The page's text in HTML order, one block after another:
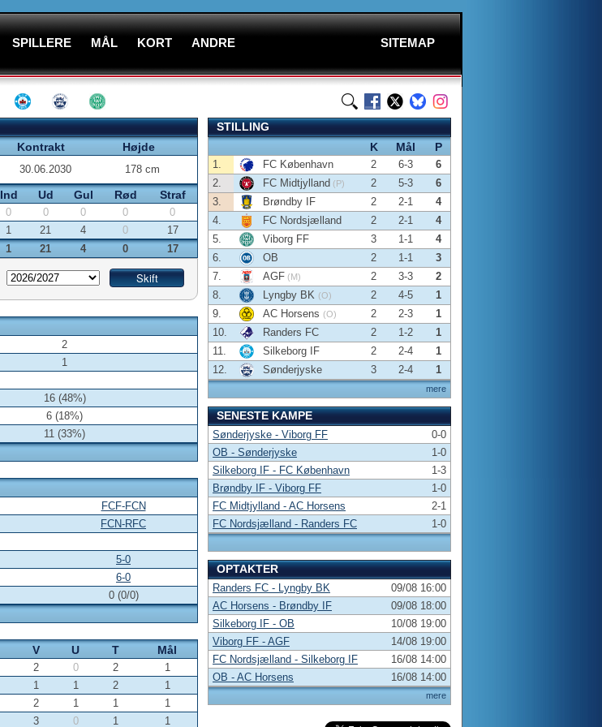
SPILLERE MÅL KORT ANDRE SITEMAP
Kontrakt Højde
30.06.2030 178 cm
Ind Ud Gul Rød Straf
0 0 0 0
0
1 21 4 0
17
1 21 4 0 17
2
1
16 (48%)
6 (18%)
11 (33%)
FCF-FCN
FCN-RFC
5-0
6-0
0 (0/0)
V U T Mål
2 0 2
1
1 1 2
1
2 1 1
1
3 0 1 1
STILLING
K
Mål P
mere
1. FC København 2 6-3
6
2.
FC Midtjylland (P) 2 5-3
6
3.
Brøndby IF 2 2-1
4
4.
FC Nordsjælland 2 2-1
4
5.
Viborg FF 3 1-1
4
6.
OB 2 1-1
3
7.
AGF (M) 2 3-3
2
8.
Lyngby BK (O) 2 4-5
1
9.
AC Horsens (O) 2 2-3
1
10.
Randers FC 2 1-2
1
11.
Silkeborg IF 2 2-4
1
12.
Sønderjyske 3 2-4 1
SENESTE KAMPE
Sønderjyske - Viborg FF
0-0
OB - Sønderjyske
1-0
Silkeborg IF - FC København
1-3
Brøndby IF - Viborg FF
1-0
FC Midtjylland - AC Horsens
2-1
FC Nordsjælland - Randers FC
1-0
OPTAKTER
mere
Randers FC - Lyngby BK
09/08 16:00
AC Horsens - Brøndby IF
09/08 18:00
Silkeborg IF - OB
10/08 19:00
Viborg FF - AGF
14/08 19:00
FC Nordsjælland - Silkeborg IF
16/08 14:00
OB - AC Horsens
16/08 14:00